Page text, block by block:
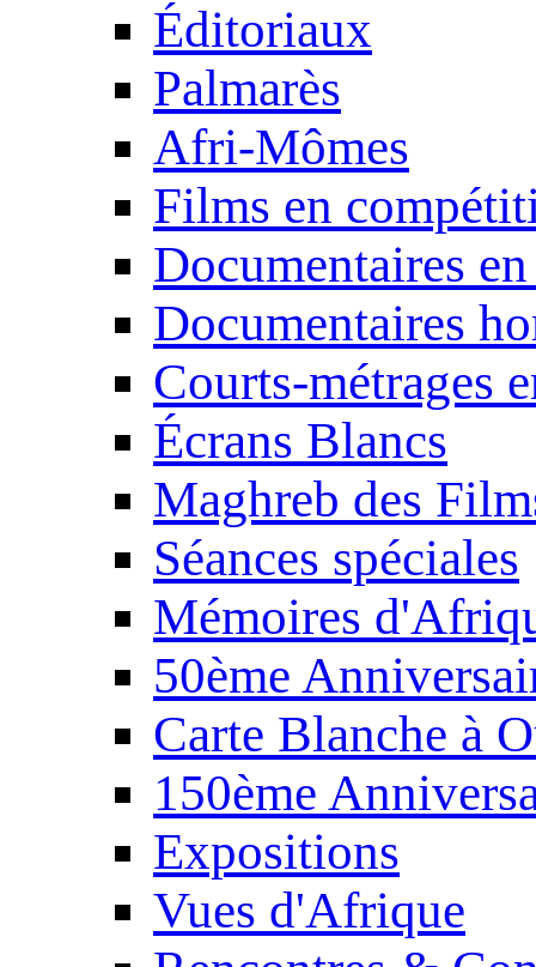
Éditoriaux
Palmarès
Afri-Mômes
Films en
Documentaires
Documentaires
Courts-métrages
Écrans Blancs
Maghreb des
Séances spéciales
Mémoires
50ème
Carte Blanche à
150ème
Expositions
Vues d'Afrique